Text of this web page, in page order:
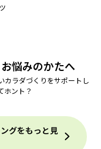
悩みのかたへ
カラダづくりをサポートし
ホント？
グをもっと見